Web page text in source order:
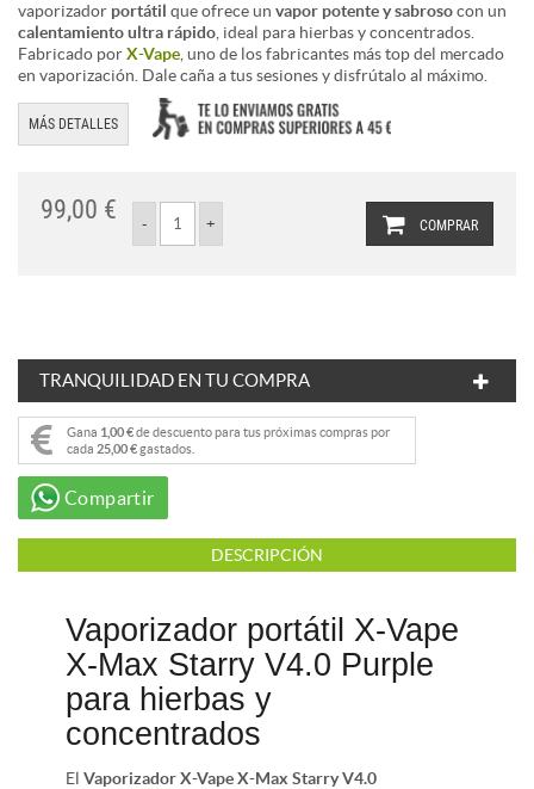
vaporizador portátil que ofrece un vapor potente y sabrosocon un
calentamiento ultra rápido , ideal para hierbas y concentrados.
Fabricado porX-Vape , uno de los fabricantes más top del mercado
en vaporización. Dale caña a tus sesiones y disfrútalo al máximo.
MÁS DETALLES
99,00 €
COMPRAR
TRANQUILIDAD EN TU COMPRA
Gana 1,00 €de descuento para tus próximas compras por
cada 25,00 €gastados.
Compartir
DESCRIPCIÓN
Vaporizador portátil X-Vape
X-Max Starry V4.0 Purple
para hierbas y
concentrados
El Vaporizador X-Vape X-Max Starry V4.0